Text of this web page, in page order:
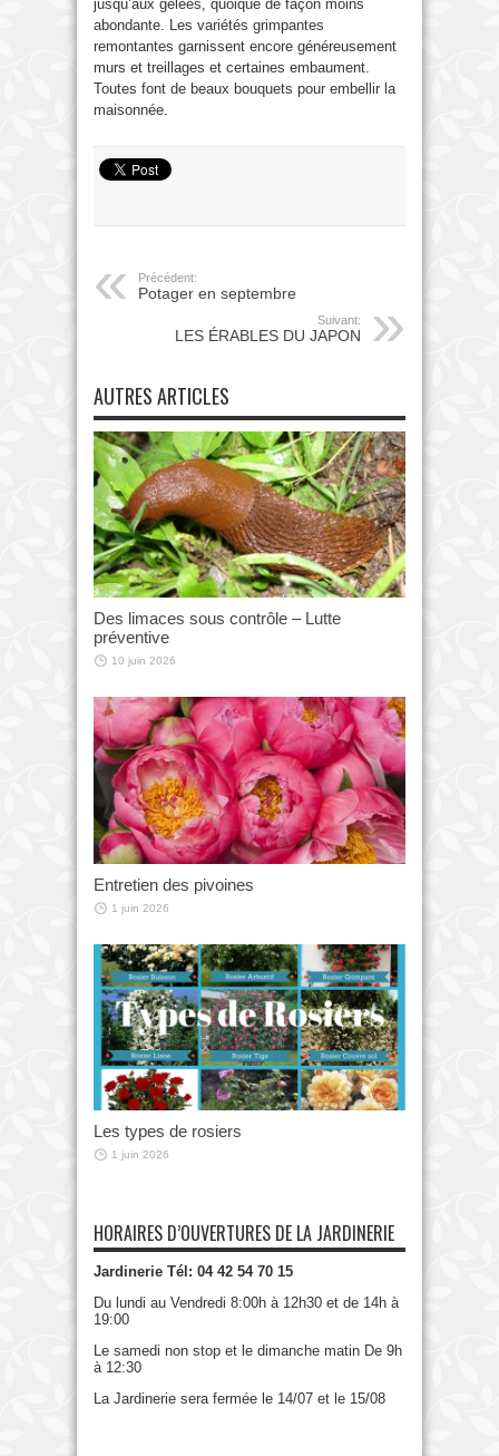
jusqu’aux gelées, quoique de façon moins
abondante. Les variétés grimpantes
remontantes garnissent encore généreusement
murs et treillages et certaines embaument.
Toutes font de beaux bouquets pour embellir la
maisonnée.
Précédent:
Potager en septembre
Suivant:
LES ÉRABLES DU JAPON
AUTRES ARTICLES
Des limaces sous contrôle – Lutte
préventive
10 juin 2026
Entretien des pivoines
1 juin 2026
Les types de rosiers
1 juin 2026
HORAIRES D’OUVERTURES DE LA JARDINERIE
Jardinerie Tél: 04 42 54 70 15
Du lundi au Vendredi 8:00h à 12h30 et de 14h à
19:00
Le samedi non stop et le dimanche matin De 9h
à 12:30
La Jardinerie sera fermée le 14/07 et le 15/08